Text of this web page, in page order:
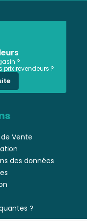
?
revendeurs ?
Vente
des données
?